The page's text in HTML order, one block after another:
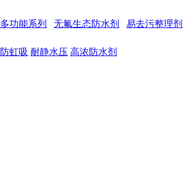
多功能系列 无氟生态防水剂 易去污整理剂
防虹吸 耐静水压 高浓防水剂